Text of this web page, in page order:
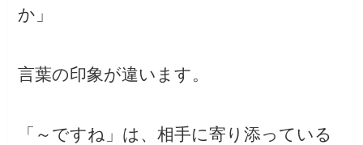
か」
言葉の印象が違います。
「～ですね」は、相手に寄り添っている